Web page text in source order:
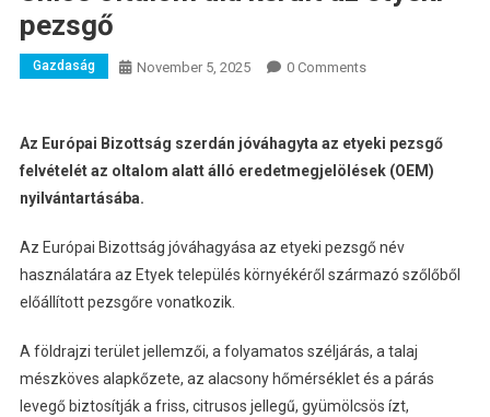
pezsgő
Gazdaság November 5, 2025 0 Comments
Az Európai Bizottság szerdán jóváhagyta az etyeki pezsgő
felvételét az oltalom alatt álló eredetmegjelölések (OEM)
nyilvántartásába.
Az Európai Bizottság jóváhagyása az etyeki pezsgő név
használatára az Etyek település környékéről származó szőlőből
előállított pezsgőre vonatkozik.
A földrajzi terület jellemzői, a folyamatos széljárás, a talaj
mészköves alapkőzete, az alacsony hőmérséklet és a párás
levegő biztosítják a friss, citrusos jellegű, gyümölcsös ízt,